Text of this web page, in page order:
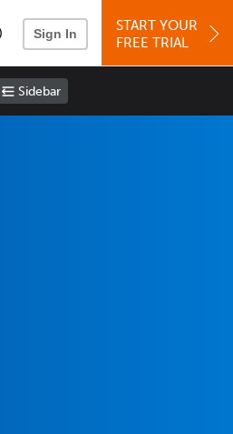
Sign In
START YOUR
FREE TRIAL
Sidebar